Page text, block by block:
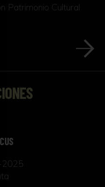
Patrimonio Cultural